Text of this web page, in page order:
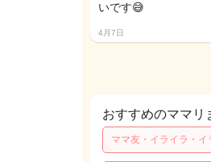
いです😅
4月7日
おすすめのママリ
ママ友・イライラ・